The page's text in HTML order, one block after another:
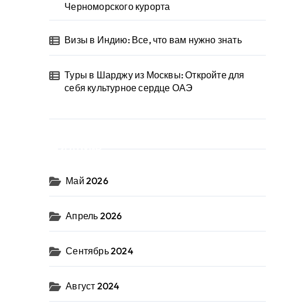
Черноморского курорта
Визы в Индию: Все, что вам нужно знать
Туры в Шарджу из Москвы: Откройте для
себя культурное сердце ОАЭ
Май 2026
Апрель 2026
Сентябрь 2024
Август 2024